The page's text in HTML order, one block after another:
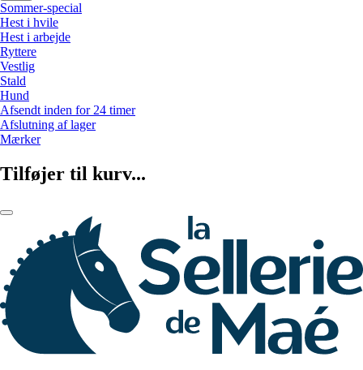
Sommer-special
Hest i hvile
Hest i arbejde
Ryttere
Vestlig
Stald
Hund
Afsendt inden for 24 timer
Afslutning af lager
Mærker
Tilføjer til kurv...